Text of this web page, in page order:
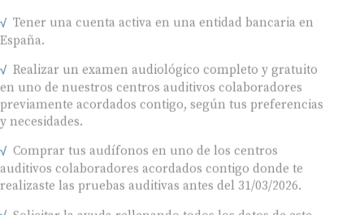
Tener una cuenta activa en una entidad bancaria en
España.
Realizar un examen audiológico completo y gratuito
en uno de nuestros centros auditivos colaboradores
previamente acordados contigo, según tus preferencias
y necesidades.
Comprar tus audífonos en uno de los centros
auditivos colaboradores acordados contigo donde te
realizaste las pruebas auditivas antes del 31/03/2026.
Solicitar la ayuda rellenando todos los datos de este